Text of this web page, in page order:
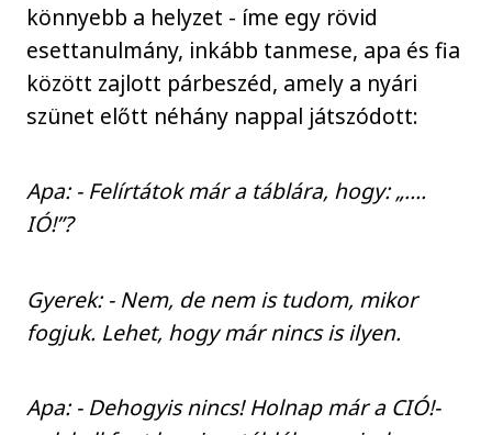
könnyebb a helyzet - íme egy rövid
esettanulmány, inkább tanmese, apa és fia
között zajlott párbeszéd, amely a nyári
szünet előtt néhány nappal játszódott:
Apa: - Felírtátok már a táblára, hogy: „….
IÓ!”?
Gyerek: - Nem, de nem is tudom, mikor
fogjuk. Lehet, hogy már nincs is ilyen.
Apa: - Dehogyis nincs! Holnap már a CIÓ!-